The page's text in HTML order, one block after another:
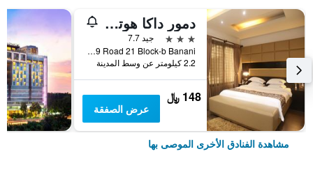
دمور داكا هوتل آند ريزورت
3 نجوم
جيد 7.7
House 39 Road 21 Block-b Banani, دكا, بنغلاديش
2.2 كيلومتر عن وسط المدينة
148 ﷼
عرض الصفقة
مشاهدة الفنادق الأخرى الموصى بها